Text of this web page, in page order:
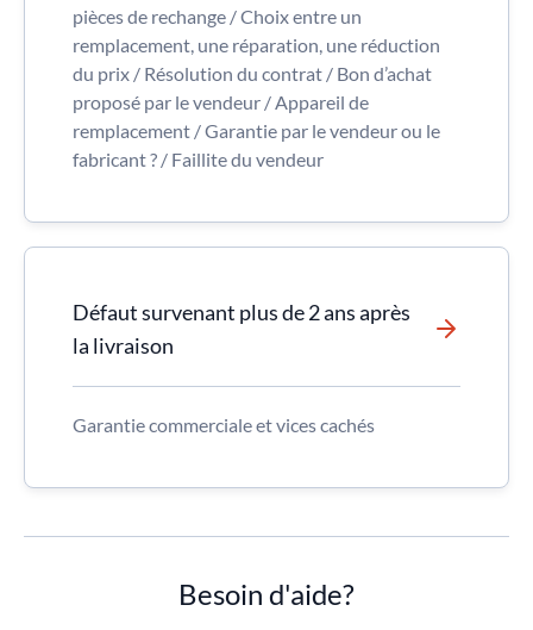
pièces de rechange / Choix entre un
remplacement, une réparation, une réduction
du prix / Résolution du contrat / Bon d’achat
proposé par le vendeur / Appareil de
remplacement / Garantie par le vendeur ou le
fabricant ? / Faillite du vendeur
Défaut survenant plus de 2 ans après
la livraison
Garantie commerciale et vices cachés
Besoin d'aide?